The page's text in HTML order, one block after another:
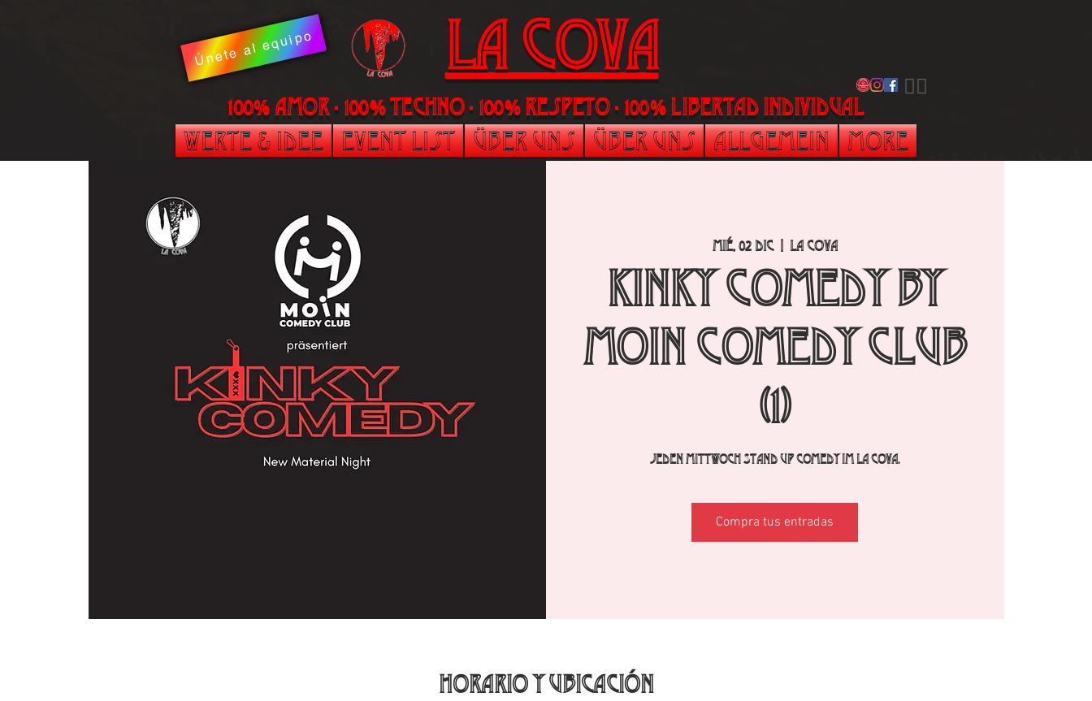
La Cova
100% AMOR - 100% Techno - 100% Respeto - 100% libertad individual
​🏳️‍🌈
Únete al equipo
Werte & Idee Event List Über uns Über uns Allgemein More
mié, 02 dic
  |
La Cova
Kinky Comedy by
Moin Comedy Club
(1)
Jeden Mittwoch Stand Up Comedy im La Cova.
Compra tus entradas
Horario y ubicación